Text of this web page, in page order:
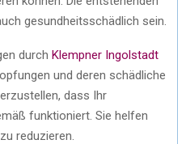
gesundheitsschädlich sein.
durch Klempner Ingolstadt
und deren schädliche
dass Ihr
funktioniert. Sie helfen
reduzieren.